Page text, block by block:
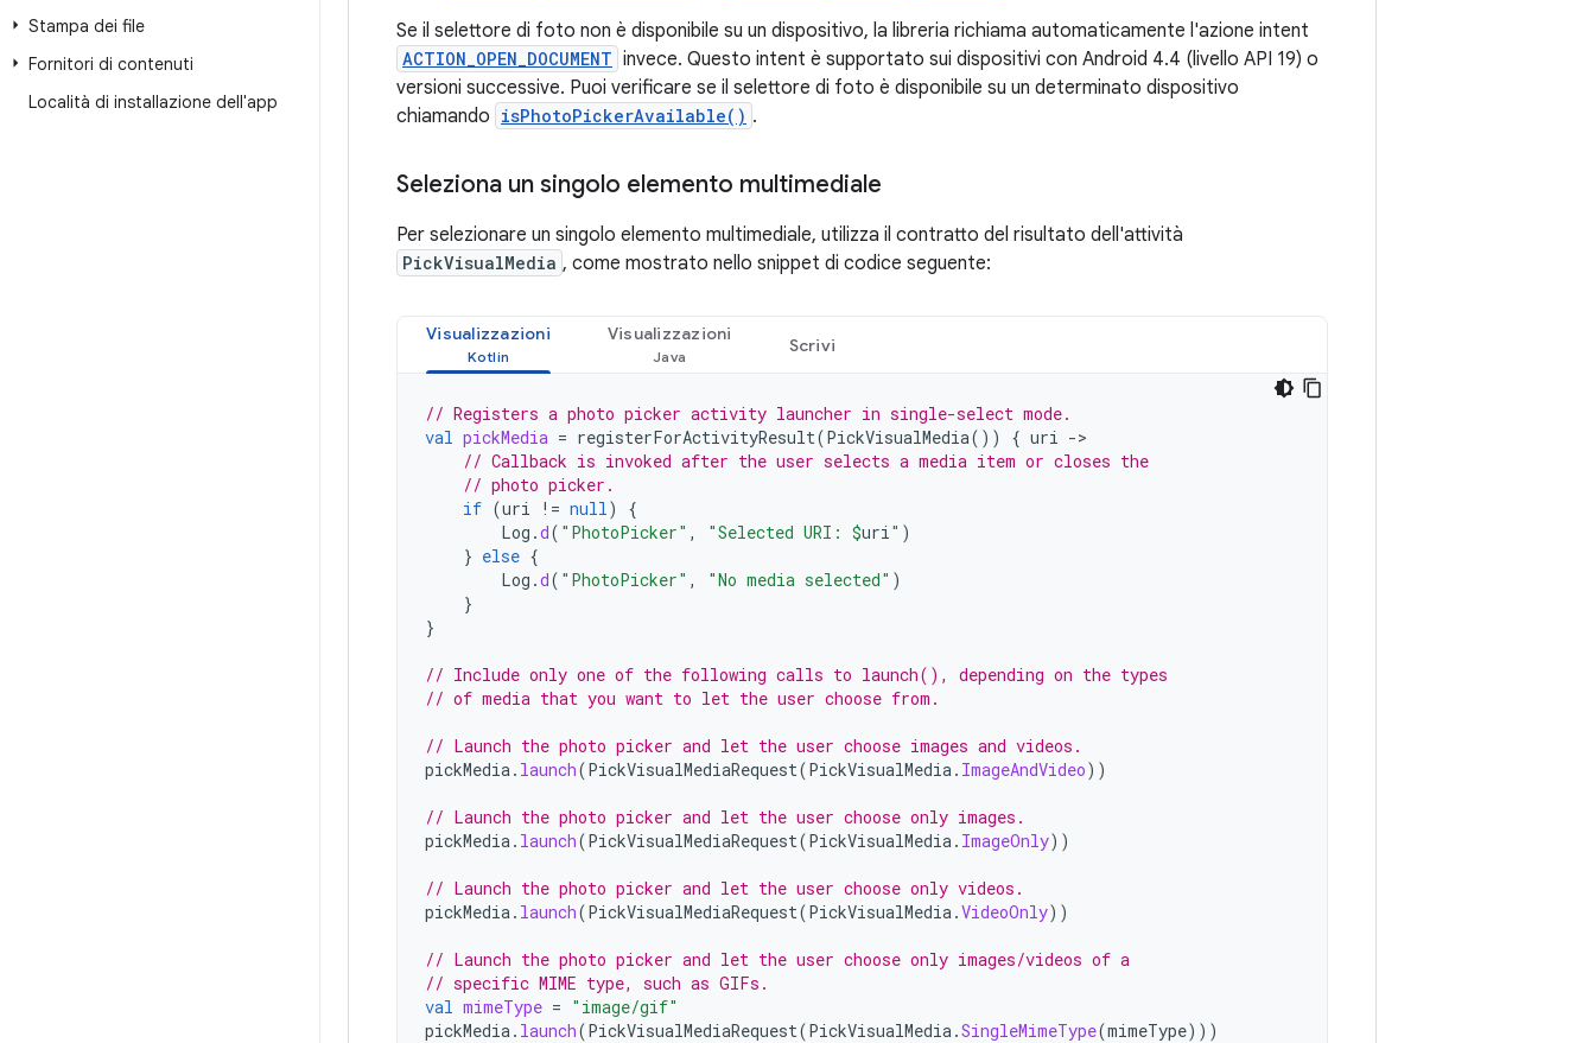
Stampa dei file
Fornitori di contenuti
Località di installazione dell'app
Se il selettore di foto non è disponibile su un dispositivo, la libreria richiama automaticamente l'azione intent
ACTION_OPEN_DOCUMENT invece. Questo intent è supportato sui dispositivi con Android 4.4 (livello API 19) o
versioni successive. Puoi verificare se il selettore di foto è disponibile su un determinato dispositivo
chiamando isPhotoPickerAvailable() .
Seleziona un singolo elemento multimediale
Per selezionare un singolo elemento multimediale, utilizza il contratto del risultato dell'attività
PickVisualMedia , come mostrato nello snippet di codice seguente:
Visualizzazioni Visualizzazioni
Scrivi
// Registers a photo picker activity launcher in single-select mode.
val pickMedia = registerForActivityResult(PickVisualMedia()) { uri ->
// Callback is invoked after the user selects a media item or closes the
// photo picker.
if (uri != null)
{
Log .d( "PhotoPicker" , "Selected URI: $uri" )
} else {
Log .d( "PhotoPicker" , "No media selected" )
}
}
// Include only one of the following calls to launch(), depending on the types
// of media that you want to let the user choose from.
// Launch the photo picker and let the user choose images and videos.
pickMedia. launch(PickVisualMediaRequest(PickVisualMedia. ImageAndVideo))
// Launch the photo picker and let the user choose only images.
pickMedia. launch(PickVisualMediaRequest(PickVisualMedia. ImageOnly))
// Launch the photo picker and let the user choose only videos.
pickMedia. launch(PickVisualMediaRequest(PickVisualMedia.VideoOnly))
// Launch the photo picker and let the user choose only images/videos of a
// specific MIME type, such as GIFs.
val mimeType = "image/gif"
pickMedia. launch(PickVisualMediaRequest(PickVisualMedia.SingleMimeType(mimeType)))